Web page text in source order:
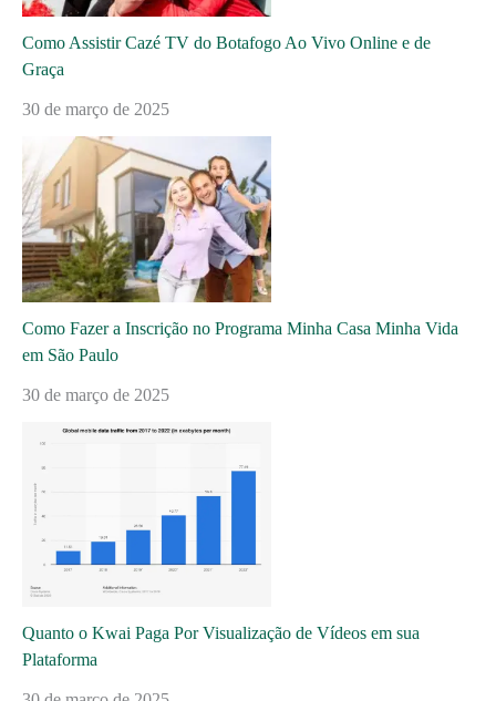
Como Assistir Cazé TV do Botafogo Ao Vivo Online e de
Graça
30 de março de 2025
Como Fazer a Inscrição no Programa Minha Casa Minha Vida
em São Paulo
30 de março de 2025
Quanto o Kwai Paga Por Visualização de Vídeos em sua
Plataforma